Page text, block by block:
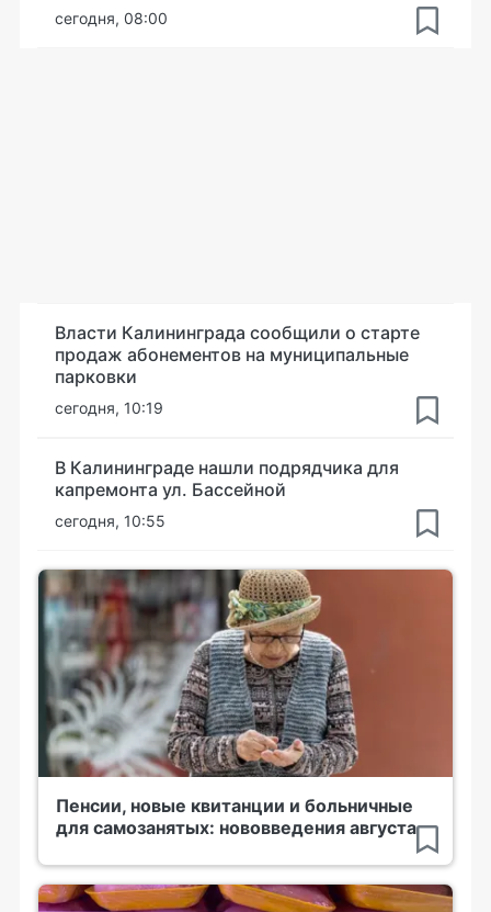
сегодня, 08:00
Власти Калининграда сообщили о старте
продаж абонементов на муниципальные
парковки
сегодня, 10:19
В Калининграде нашли подрядчика для
капремонта ул. Бассейной
сегодня, 10:55
Пенсии, новые квитанции и больничные
для самозанятых: нововведения августа